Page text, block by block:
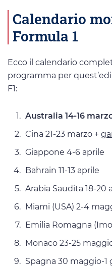
Calendario
Formula 1
Ecco il calendario
programma per
F1:
Australia 14-16
Cina 21-23 marzo +
Giappone 4-6 aprile
Bahrain 11-13 aprile
Arabia Saudita 18-20
Miami (USA) 2-4
Emilia Romagna
Monaco 23-25
Spagna 30 maggio-1